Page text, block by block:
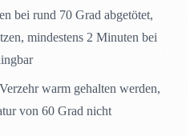
bei rund 70 Grad abgetötet,
mindestens 2 Minuten bei
warm gehalten werden,
von 60 Grad nicht